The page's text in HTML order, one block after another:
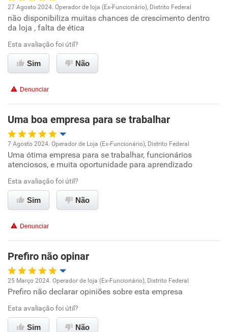
Oportunidade de promoção
Ambiente de trabalho
Conciliação com a vida familiar
Recomenda esta empresa
Não recomenda a diretoria
27 Agosto 2024. Operador de loja (Ex-Funcionário), Distrito Federal
não disponibiliza muitas chances de crescimento dentro
da loja , falta de ética
Esta avaliação foi útil?
Sim Não
Denunciar
Uma boa empresa para se trabalhar
Oportunidade de promoção
Ambiente de trabalho
Conciliação com a vida familiar
Recomenda esta empresa
Recomenda a diretoria
7 Agosto 2024. Operador de Loja (Ex-Funcionário), Distrito Federal
Uma ótima empresa para se trabalhar, funcionários
atenciosos, e muita oportunidade para aprendizado
Esta avaliação foi útil?
Sim Não
Denunciar
Prefiro não opinar
Oportunidade de promoção
Ambiente de trabalho
25 Março 2024. Operador de loja (Ex-Funcionário), Distrito Federal
Prefiro não declarar opiniões sobre esta empresa
Esta avaliação foi útil?
Sim Não